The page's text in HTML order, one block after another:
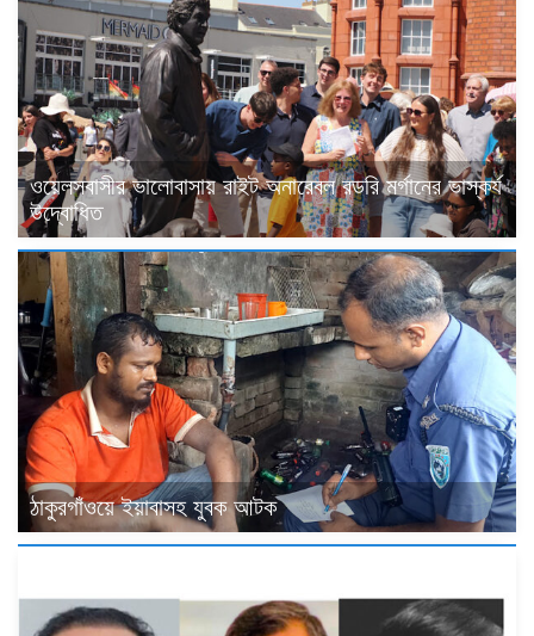
ওয়েলসবাসীর ভালোবাসায় রাইট অনারেবল রডরি মর্গানের ভাস্কর্য
উদ্বোধিত
ঠাকুরগাঁওয়ে ইয়াবাসহ যুবক আটক